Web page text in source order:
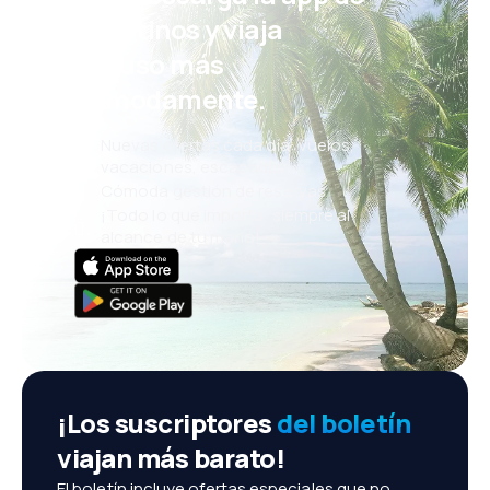
eDestinos y viaja
incluso más
cómodamente.
Nuevas ofertas cada día: vuelos,
vacaciones, escapadas
Cómoda gestión de reservas
¡Todo lo que importa, siempre al
¡Los suscriptoresdel boletín
viajan más barato!